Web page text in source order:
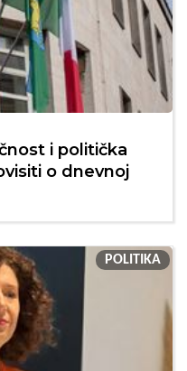
i politička
o dnevnoj
POLITIKA